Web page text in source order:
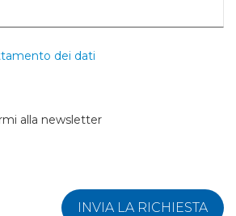
dei dati
alla newsletter
INVIA LA RICHIESTA